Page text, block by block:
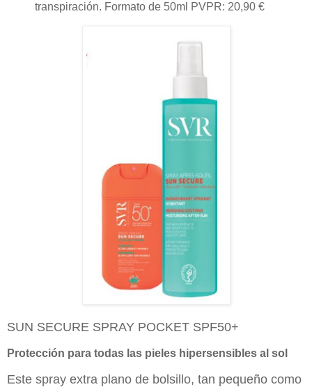
transpiración. Formato de 50ml PVPR: 20,90 €
SUN SECURE SPRAY POCKET SPF50+
Protección para todas las pieles hipersensibles al sol
Este spray extra plano de bolsillo, tan pequeño como